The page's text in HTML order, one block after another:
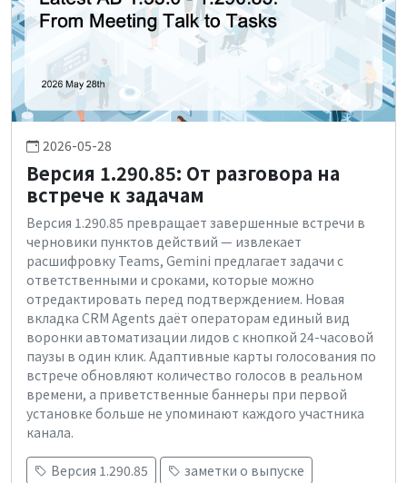
2026-05-28
Версия 1.290.85: От разговора на
встрече к задачам
Версия 1.290.85 превращает завершенные встречи в
черновики пунктов действий — извлекает
расшифровку Teams, Gemini предлагает задачи с
ответственными и сроками, которые можно
отредактировать перед подтверждением. Новая
вкладка CRM Agents даёт операторам единый вид
воронки автоматизации лидов с кнопкой 24-часовой
паузы в один клик. Адаптивные карты голосования по
встрече обновляют количество голосов в реальном
времени, а приветственные баннеры при первой
установке больше не упоминают каждого участника
канала.
Версия 1.290.85
заметки о выпуске